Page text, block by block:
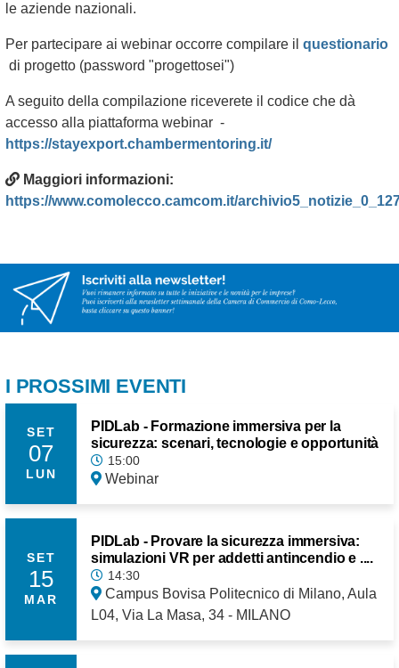
le aziende nazionali.
Per partecipare ai webinar occorre compilare il questionario
di progetto (password "progettosei")
A seguito della compilazione riceverete il codice che dà
accesso alla piattaforma webinar -
https://stayexport.chambermentoring.it/
Maggiori informazioni:
https://www.comolecco.camcom.it/
I PROSSIMI EVENTI
SET
07
LUN
PIDLab - Formazione immersiva per la
sicurezza: scenari, tecnologie e opportunità
15:00
Webinar
SET
15
MAR
PIDLab - Provare la sicurezza immersiva:
simulazioni VR per addetti antincendio e ....
14:30
Campus Bovisa Politecnico di Milano, Aula
L04, Via La Masa, 34 - MILANO